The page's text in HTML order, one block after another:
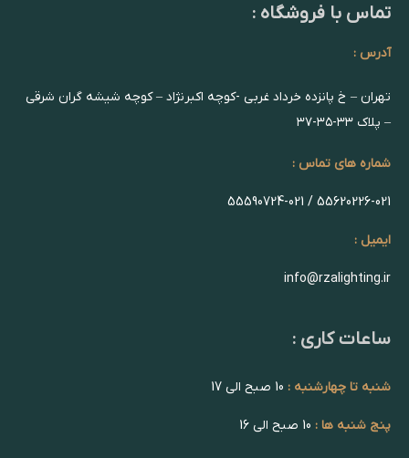
تماس با فروشگاه :
آدرس :
تهران – خ پانزده خرداد غربی -کوچه اکبرنژاد – کوچه شیشه گران شرقی
– پلاک ۳۳-۳۵-۳۷
شماره های تماس :
55620226-021 / 55590724-021
ایمیل :
info@rzalighting.ir
ساعات کاری :
شنبه تا چهارشنبه :
پنج شنبه ها :